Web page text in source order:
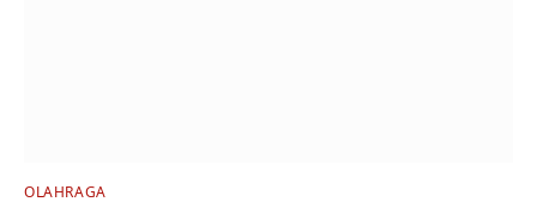
OLAHRAGA